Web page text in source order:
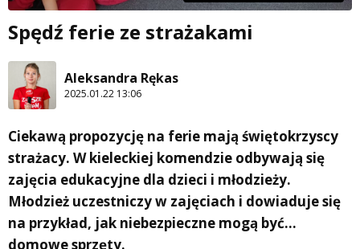
Spędź ferie ze strażakami
Aleksandra Rękas
2025.01.22 13:06
Ciekawą propozycję na ferie mają świętokrzyscy
strażacy. W kieleckiej komendzie odbywają się
zajęcia edukacyjne dla dzieci i młodzieży.
Młodzież uczestniczy w zajęciach i dowiaduje się
na przykład, jak niebezpieczne mogą być…
domowe sprzęty.